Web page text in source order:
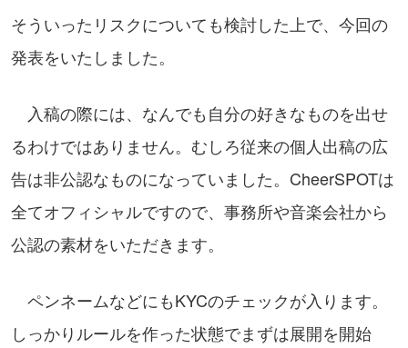
そういったリスクについても検討した上で、今回の
発表をいたしました。
入稿の際には、なんでも自分の好きなものを出せ
るわけではありません。むしろ従来の個人出稿の広
告は非公認なものになっていました。CheerSPOTは
全てオフィシャルですので、事務所や音楽会社から
公認の素材をいただきます。
ペンネームなどにもKYCのチェックが入ります。
しっかりルールを作った状態でまずは展開を開始